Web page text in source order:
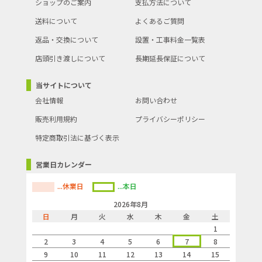
送料について
よくあるご質問
返品・交換について
設置・工事料金一覧表
店頭引き渡しについて
長期延長保証について
当サイトについて
会社情報
お問い合わせ
販売利用規約
プライバシーポリシー
特定商取引法に基づく表示
営業日カレンダー
...休業日
...本日
2026年8月
日
月 火 水 木 金
土
1
2
3 4 5 6 7
8
9
10 11 12 13 14
15